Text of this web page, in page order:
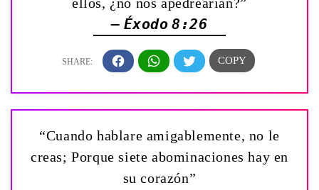
— Éxodo 8:26
“Cuando hablare amigablemente, no le
creas; Porque siete abominaciones hay en
su corazón”